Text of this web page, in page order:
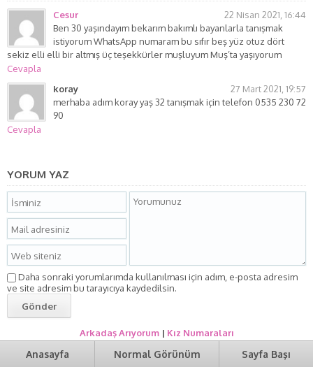
Cesur
22 Nisan 2021, 16:44
Ben 30 yaşındayım bekarım bakımlı bayanlarla tanışmak
istiyorum WhatsApp numaram bu sıfır beş yüz otuz dört
sekiz elli elli bir altmış üç teşekkürler muşluyum Muş’ta yaşıyorum
Cevapla
koray
27 Mart 2021, 19:57
merhaba adım koray yaş 32 tanışmak için telefon 0535 230 72
90
Cevapla
YORUM YAZ
Daha sonraki yorumlarımda kullanılması için adım, e-posta adresim
ve site adresim bu tarayıcıya kaydedilsin.
Arkadaş Arıyorum| Kız Numaraları
Anasayfa Normal Görünüm Sayfa Başı